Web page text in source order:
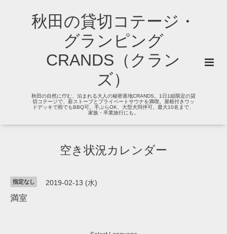
秋田の貸切コテージ・
グランピング
CRANDS（クラン
ズ）
秋田の自然に佇む、泊まれる大人の秘密基地CRANDS。1日1組限定の貸
切コテージで、薪ストーブとプライベートサウナを満喫。屋根付きウッ
ドデッキで雨でもBBQ可。手ぶらOK、大型犬同伴可。最大10名まで、
家族・卒業旅行にも。
空き状況カレンダー
指定なし 2019-02-13 (水)
満室